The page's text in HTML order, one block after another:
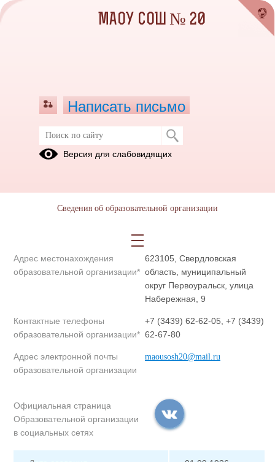
Полное наименование
образовательной организации*
Муниципальное автономное
общеобразовательное
образовательной организации*
Адрес местонахождения
образовательной организации*
623105, Свердловская
область, муниципальный
округ Первоуральск, улица
Набережная, 9
Контактные телефоны
образовательной организации*
+7 (3439) 62-62-05, +7 (3439)
62-67-80
Адрес электронной почты
образовательной организации
maousosh20@mail.ru
Официальная страница
Образовательной организации
в социальных сетях
МАОУ СОШ № 20
Написать письмо
Версия для слабовидящих
Сведения об образовательной организации